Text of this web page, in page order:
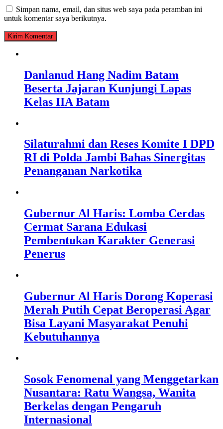
Simpan nama, email, dan situs web saya pada peramban ini
untuk komentar saya berikutnya.
Danlanud Hang Nadim Batam
Beserta Jajaran Kunjungi Lapas
Kelas IIA Batam
Silaturahmi dan Reses Komite I DPD
RI di Polda Jambi Bahas Sinergitas
Penanganan Narkotika
Gubernur Al Haris: Lomba Cerdas
Cermat Sarana Edukasi
Pembentukan Karakter Generasi
Penerus
Gubernur Al Haris Dorong Koperasi
Merah Putih Cepat Beroperasi Agar
Bisa Layani Masyarakat Penuhi
Kebutuhannya
Sosok Fenomenal yang Menggetarkan
Nusantara: Ratu Wangsa, Wanita
Berkelas dengan Pengaruh
Internasional